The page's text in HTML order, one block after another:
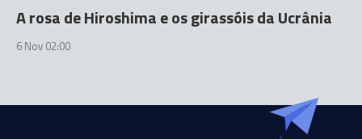
A rosa de Hiroshima e os girassóis da Ucrânia
6 Nov 02:00